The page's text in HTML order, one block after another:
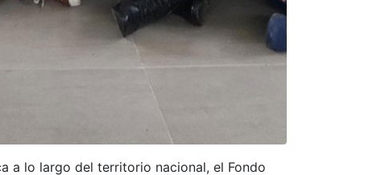
a lo largo del territorio nacional, el Fondo